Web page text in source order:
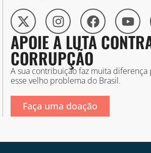
APOIE A LUTA
CORRUPÇÃO
A sua contribuição faz muita
esse velho problema do Brasil.
Faça uma doação